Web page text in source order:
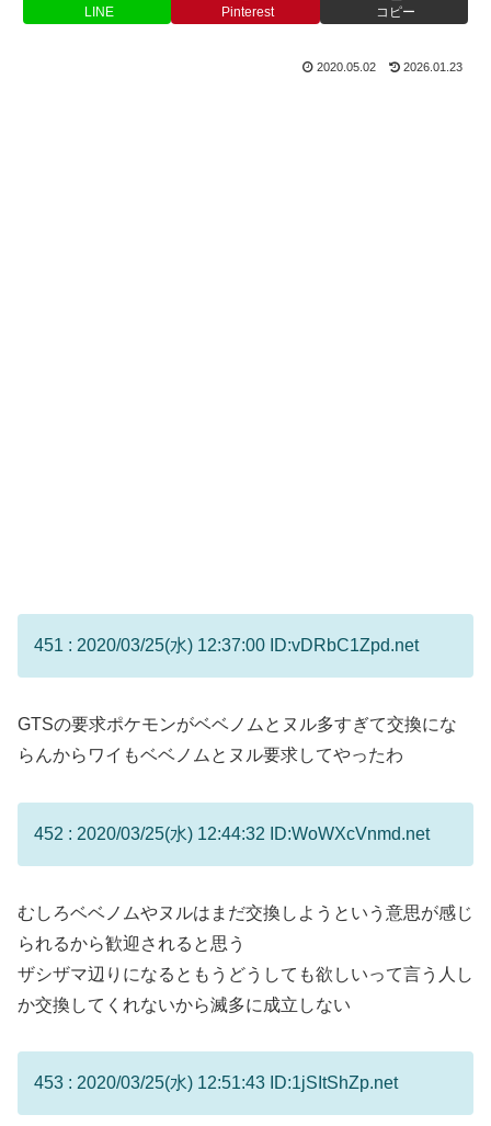
LINE Pinterest コピー
2020.05.02 2026.01.23
451 : 2020/03/25(水) 12:37:00 ID:vDRbC1Zpd.net
GTSの要求ポケモンがベベノムとヌル多すぎて交換にな
らんからワイもベベノムとヌル要求してやったわ
452 : 2020/03/25(水) 12:44:32 ID:WoWXcVnmd.net
むしろベベノムやヌルはまだ交換しようという意思が感じ
られるから歓迎されると思う
ザシザマ辺りになるともうどうしても欲しいって言う人し
か交換してくれないから滅多に成立しない
453 : 2020/03/25(水) 12:51:43 ID:1jSItShZp.net